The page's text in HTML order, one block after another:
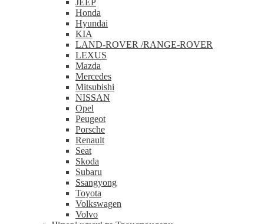
JEEP
Honda
Hyundai
KIA
LAND-ROVER /RANGE-ROVER
LEXUS
Mazda
Mercedes
Mitsubishi
NISSAN
Opel
Peugeot
Porsche
Renault
Seat
Skoda
Subaru
Ssangyong
Toyota
Volkswagen
Volvo